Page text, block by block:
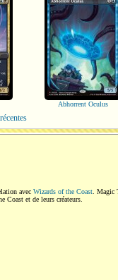
Abhorrent Oculus
avec Wizards of the Coast .
Coast et de leurs créateurs.